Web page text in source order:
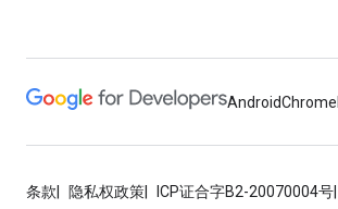
AndroidChrome
条款 隐私权政策 ICP证合字B2-20070004号